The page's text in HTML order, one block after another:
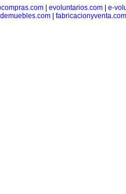
| evoluntarios.com| e-
| fabricacionyventa.com